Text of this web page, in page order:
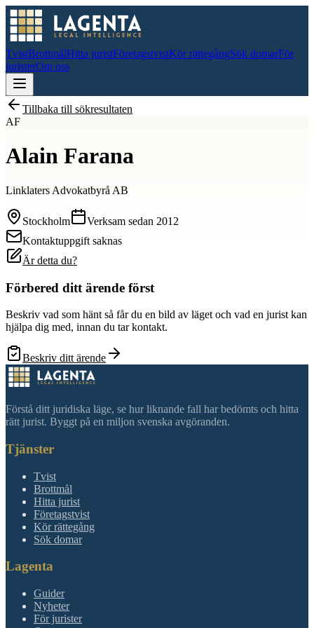
TvistBrottmålHitta juristFöretagstvistKör rättegångSök domarFör
juristerOm oss
Tillbaka till sökresultaten
AF
Alain Farana
Linklaters Advokatbyrå AB
Stockholm Verksam sedan 2012
Kontaktuppgift saknas
Är detta du?
Förbered ditt ärende först
Beskriv vad som hänt så får du en bild av läget och vad en jurist kan
hjälpa dig med, innan du tar kontakt.
Beskriv ditt ärende
Förstå ditt juridiska läge, se hur liknande fall har bedömts och hitta
rätt jurist. Byggt på en miljon svenska avgöranden.
Tjänster
Tvist
Brottmål
Hitta jurist
Företagstvist
Kör rättegång
Sök domar
Lagenta
Guider
Nyheter
För jurister